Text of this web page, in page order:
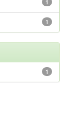
1
1
1